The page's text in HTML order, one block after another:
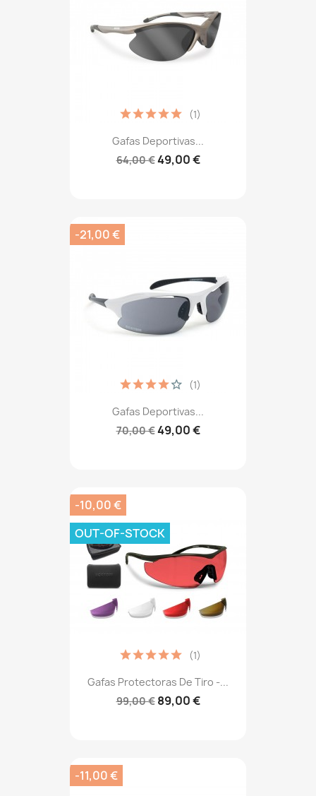
Gafas Deportivas...
64,00 €49,00 €
(1)
Gafas Deportivas...
70,00 €49,00 €
(1)
-21,00 €
Gafas Protectoras De Tiro -...
99,00 € 89,00 €
(1)
-10,00 €
OUT-OF-STOCK
-11,00 €